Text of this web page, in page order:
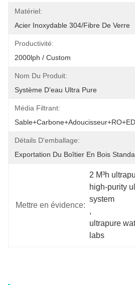
Matériel:
Acier Inoxydable 304/fibre De Verre
Productivité:
2000lph / Custom
Nom Du Produit:
Système D'eau Ultra Pure
Média Filtrant:
Détails D'emballage:
Exportation Du Boîtier En Bois
Mettre en évidence:
2 M³h
high-purity
system
,
ultrapure
labs